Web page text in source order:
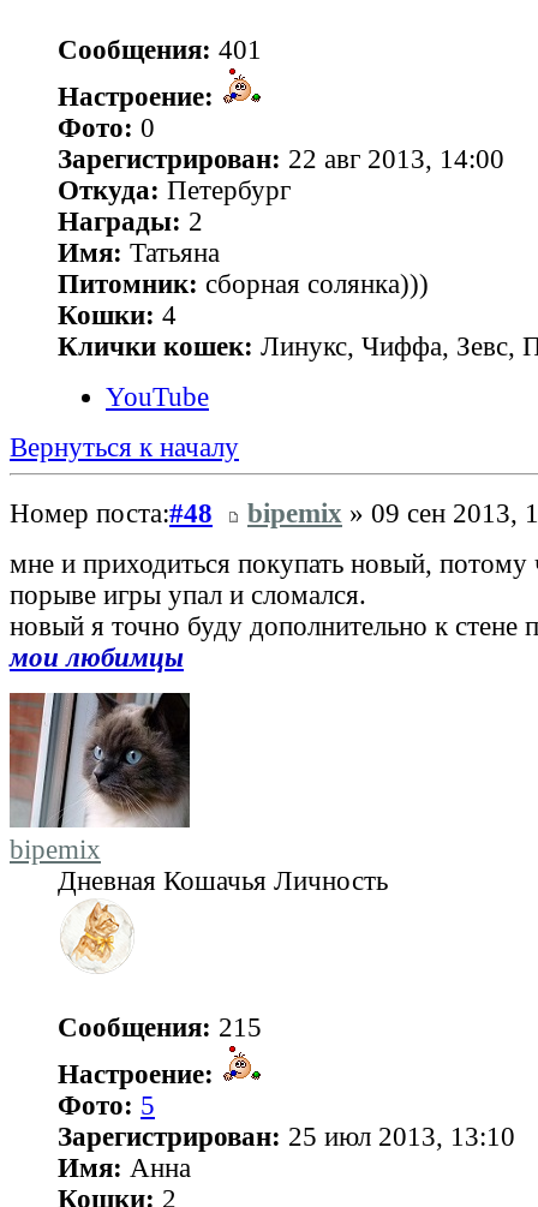
Сообщения: 401
Настроение:
Фото: 0
Зарегистрирован: 22 авг 2013, 14:00
Откуда: Петербург
Награды: 2
Имя: Татьяна
Питомник: сборная солянка)))
Кошки: 4
Клички кошек: Линукс, Чиффа, Зевс,
YouTube
Вернуться к началу
Номер поста:#48 bipemix » 09 сен 2013,
мне и приходиться покупать новый, потому
порыве игры упал и сломался.
новый я точно буду дополнительно к стене
мои любимцы
bipemix
Дневная Кошачья Личность
Сообщения: 215
Настроение:
Фото: 5
Зарегистрирован: 25 июл 2013, 13:10
Имя: Анна
Кошки: 2